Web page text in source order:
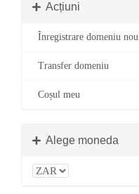
Acțiuni
Înregistrare domeniu nou
Transfer domeniu
Coșul meu
Alege moneda